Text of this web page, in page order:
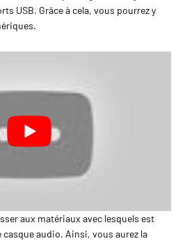
USB. Grâce à cela, vous pourrez y
aux matériaux avec lesquels est
audio. Ainsi, vous aurez la